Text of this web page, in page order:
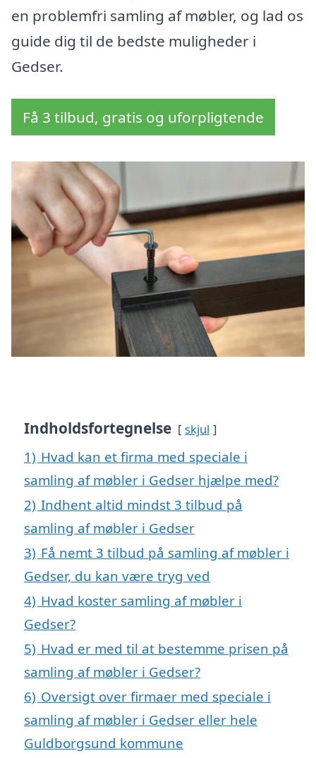
en problemfri samling af møbler, og lad os
guide dig til de bedste muligheder i
Gedser.
Få 3 tilbud, gratis og uforpligtende
Indholdsfortegnelse skjul
1) Hvad kan et firma med speciale i
samling af møbler i Gedser hjælpe med?
2) Indhent altid mindst 3 tilbud på
samling af møbler i Gedser
3) Få nemt 3 tilbud på samling af møbler i
Gedser, du kan være tryg ved
4) Hvad koster samling af møbler i
Gedser?
5) Hvad er med til at bestemme prisen på
samling af møbler i Gedser?
6) Oversigt over firmaer med speciale i
samling af møbler i Gedser eller hele
Guldborgsund kommune